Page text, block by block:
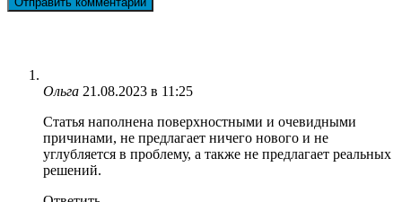
Ольга 21.08.2023 в 11:25
Статья наполнена поверхностными и очевидными
причинами, не предлагает ничего нового и не
углубляется в проблему, а также не предлагает реальных
решений.